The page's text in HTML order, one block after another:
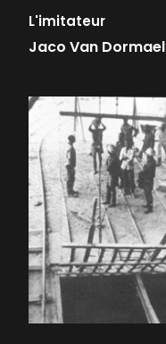
L'imitateur
Jaco Van Dormael